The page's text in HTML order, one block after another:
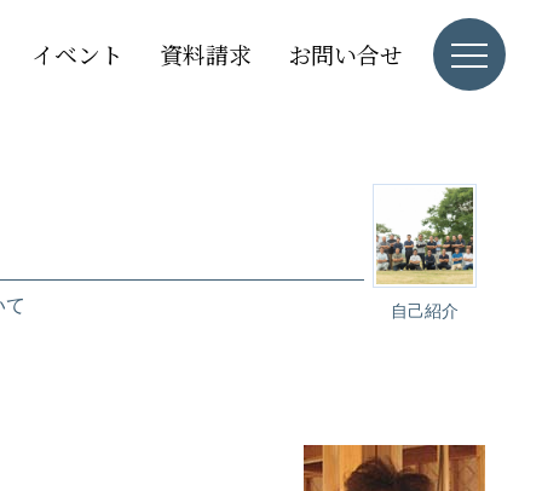
イベント 資料請求 お問い合せ
自己紹介
て